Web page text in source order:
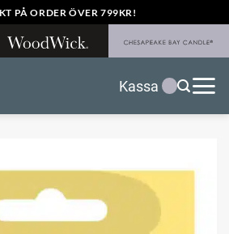
PÅ ORDER ÖVER 799KR!
Kassa